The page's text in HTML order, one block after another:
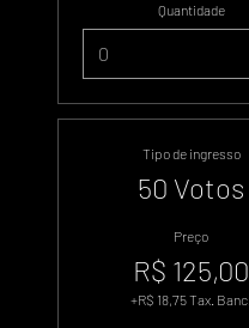
Quantidade
Tipo de ingresso
50 Votos
Preço
R$ 125,00
+R$ 18,75 Tax. Banc.